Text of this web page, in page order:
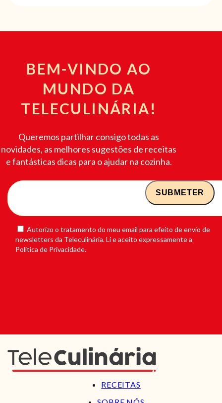
BEM-VINDO AO
MUNDO DA
TELECULINÁRIA!
Queremos partilhar consigo todas as
novidades, as melhores sugestões de receitas
e fantásticas dicas para o ajudar na cozinha.
Autorizo o tratamento do meu email para efeito de envio de
newsletters da Teleculinária. Li e aceito expressamente a
Política de Privacidade.
RECEITAS